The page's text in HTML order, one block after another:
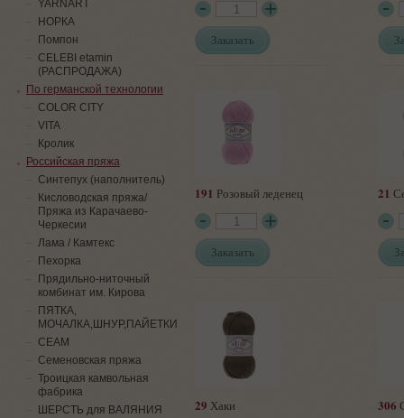
Заказать
191 Розовый леденец
Заказать
21
29 Хаки 306
YARNART
НОРКА
Помпон
СELEBI etamin
(РАСПРОДАЖА)
По германской технологии
COLOR CITY
VITA
Кролик
Российская пряжа
Синтепух (наполнитель)
Кисловодская пряжа/
Пряжа из Карачаево-
Черкесии
Лама / Камтекс
Пехорка
Прядильно-ниточный
комбинат им. Кирова
ПЯТКА,
МОЧАЛКА,ШНУР,ПАЙЕТКИ
СЕАМ
Семеновская пряжа
Троицкая камвольная
фабрика
ШЕРСТЬ для ВАЛЯНИЯ